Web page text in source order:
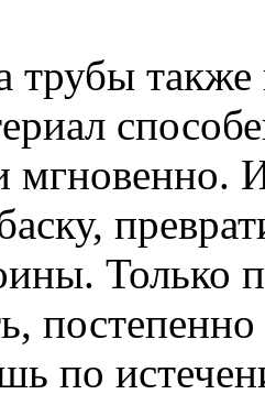
также
мгновенно.
Только
по